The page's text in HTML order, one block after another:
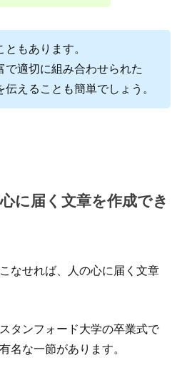
ともあります。
で適切に組み合わせられた
伝えることも簡単でしょう。
に届く文章を作成でき
なせれば、人の心に届く文章
タンフォード大学の卒業式で
名な一節があります。